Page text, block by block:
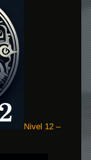
Nivel 12 –